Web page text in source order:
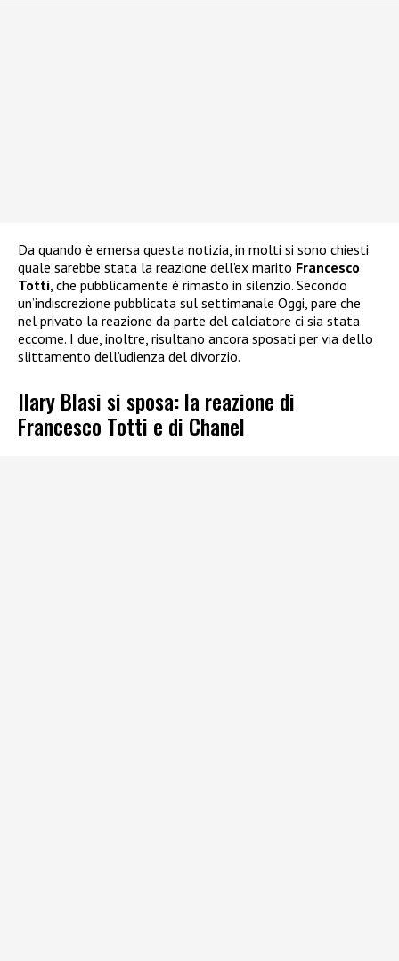
Da quando è emersa questa notizia, in molti si sono chiesti
quale sarebbe stata la reazione dell’ex marito Francesco
Totti , che pubblicamente è rimasto in silenzio. Secondo
un’indiscrezione pubblicata sul settimanale Oggi, pare che
nel privato la reazione da parte del calciatore ci sia stata
eccome. I due, inoltre, risultano ancora sposati per via dello
slittamento dell’udienza del divorzio.
Ilary Blasi si sposa: la reazione di
Francesco Totti e di Chanel